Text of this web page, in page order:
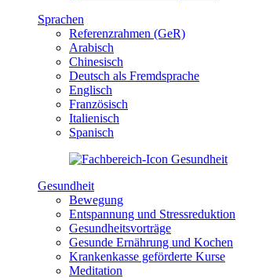
Sprachen
Referenzrahmen (GeR)
Arabisch
Chinesisch
Deutsch als Fremdsprache
Englisch
Französisch
Italienisch
Spanisch
Gesundheit
Bewegung
Entspannung und Stressreduktion
Gesundheitsvorträge
Gesunde Ernährung und Kochen
Krankenkasse geförderte Kurse
Meditation